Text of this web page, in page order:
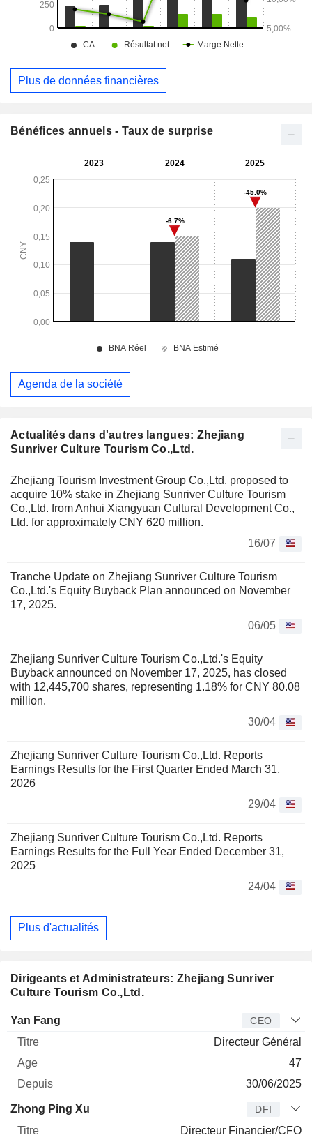
Actualités dans d'autres langues: Zhejiang
Sunriver Culture Tourism Co.,Ltd.
Zhejiang Tourism Investment Group Co.,Ltd. proposed to
acquire 10% stake in Zhejiang Sunriver Culture Tourism
Co.,Ltd. from Anhui Xiangyuan Cultural Development Co.,
Ltd. for approximately CNY 620 million.
16/07
Tranche Update on Zhejiang Sunriver Culture Tourism
Co.,Ltd.'s Equity Buyback Plan announced on November
17, 2025.
06/05
Zhejiang Sunriver Culture Tourism Co.,Ltd.'s Equity
Buyback announced on November 17, 2025, has closed
with 12,445,700 shares, representing 1.18% for CNY 80.08
million.
30/04
Zhejiang Sunriver Culture Tourism Co.,Ltd. Reports
Earnings Results for the First Quarter Ended March 31,
2026
29/04
Zhejiang Sunriver Culture Tourism Co.,Ltd. Reports
Earnings Results for the Full Year Ended December 31,
2025
24/04
Plus d'actualités
Dirigeants et Administrateurs: Zhejiang Sunriver
Culture Tourism Co.,Ltd.
Dirigeant
Yan Fang CEO
Directeur Général
47
30/06/2025
Zhong Ping Xu DFI
Directeur Financier/CFO
Plus de données financières
Bénéfices annuels - Taux de surprise
Agenda de la société